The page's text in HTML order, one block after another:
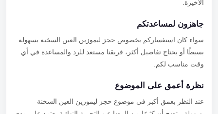
الأخيرة.
جاهزون لمساعدتكم
سواء كان استفساركم بخصوص حجز ليموزين العين السخنة بسهولة
بسيطًا أو يحتاج تفاصيل أكثر، فريقنا مستعد للرد والمساعدة في أي
وقت مناسب لكم.
نظرة أعمق على الموضوع
عند النظر بعمق أكبر في موضوع حجز ليموزين العين السخنة